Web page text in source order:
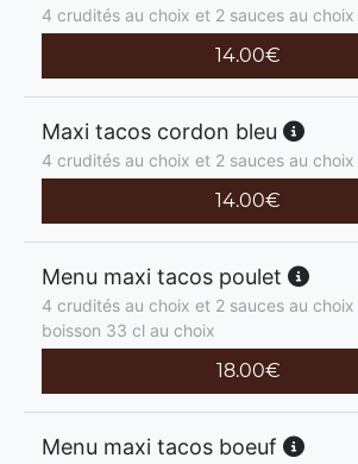
4 crudités au choix et 2 sauces au choix
14.00€
Maxi tacos cordon bleu
4 crudités au choix et 2 sauces au choix
14.00€
Menu maxi tacos poulet
4 crudités au choix et 2 sauces au
boisson 33 cl au choix
18.00€
Menu maxi tacos boeuf